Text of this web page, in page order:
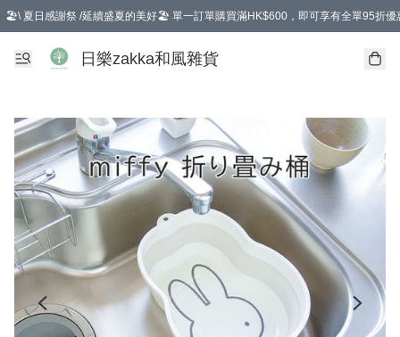
🏖️\ 夏日感謝祭 /延續盛夏的美好🏖️ 單一訂單購買滿HK$600，即可享有全單95折優
選擇GoGoX住宅/工商地址配送，單一訂單消費購物滿HK$680(折扣後），可享有
日樂zakka和風雜貨